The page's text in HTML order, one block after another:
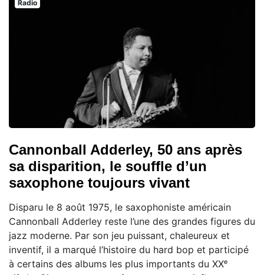
Radio
Cannonball Adderley, 50 ans après
sa disparition, le souffle d’un
saxophone toujours vivant
Disparu le 8 août 1975, le saxophoniste américain
Cannonball Adderley reste l’une des grandes figures du
jazz moderne. Par son jeu puissant, chaleureux et
inventif, il a marqué l’histoire du hard bop et participé
à certains des albums les plus importants du XXᵉ